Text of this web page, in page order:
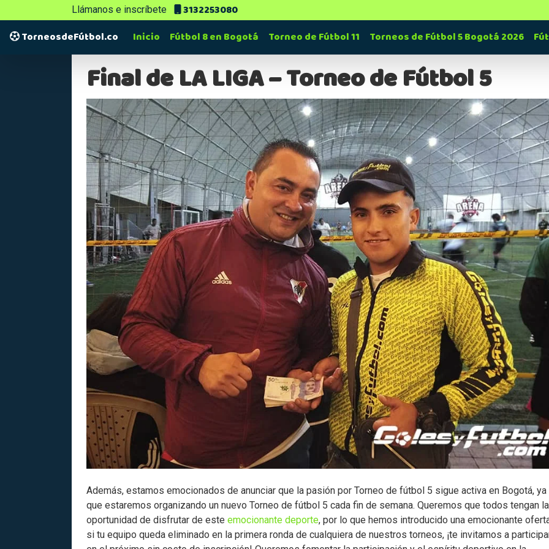
Llámanos e inscríbete
3132253080
TorneosdeFútbol.co
Inicio Fútbol 8 en Bogotá Torneo de Fútbol 11 Torneos de Fútbol 5 Bogotá 2026
Final de LA LIGA – Torneo de Fútbol 5
Además, estamos emocionados de anunciar que la pasión por Torneo de fútbol 5 sigue activa en Bogotá, ya
que estaremos organizando un nuevo Torneo de fútbol 5 cada fin de semana. Queremos que todos tengan la
oportunidad de disfrutar de este emocionante deporte, por lo que hemos introducido una emocionante
si tu equipo queda eliminado en la primera ronda de cualquiera de nuestros torneos, ¡te invitamos a